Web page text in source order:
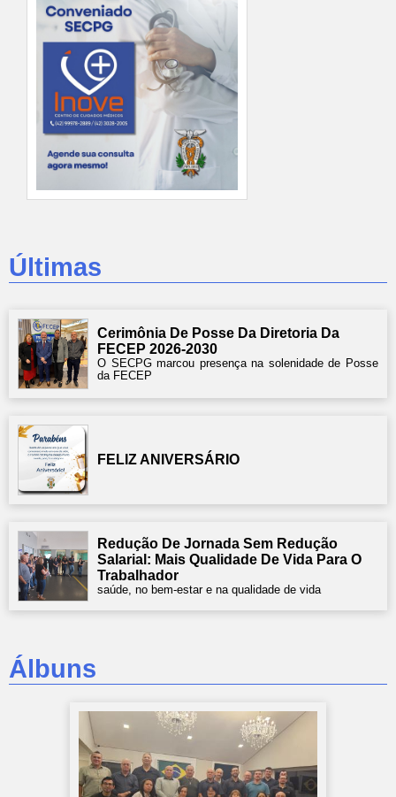
Últimas
Cerimônia De Posse Da Diretoria Da
FECEP 2026-2030
O SECPG marcou presença na solenidade de Posse
da FECEP
FELIZ ANIVERSÁRIO
Redução De Jornada Sem Redução
Salarial: Mais Qualidade De Vida Para O
Trabalhador
saúde, no bem-estar e na qualidade de vida
Álbuns